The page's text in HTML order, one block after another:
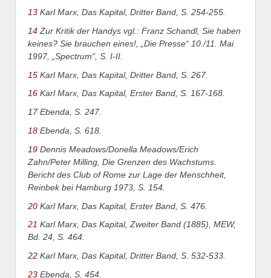
13 Karl Marx, Das Kapital, Dritter Band, S. 254-255.
14 Zur Kritik der Handys vgl.: Franz Schandl, Sie haben
keines? Sie brauchen eines!, „Die Presse“ 10./11. Mai
1997, „Spectrum“, S. I-II.
15 Karl Marx, Das Kapital, Dritter Band, S. 267.
16 Karl Marx, Das Kapital, Erster Band, S. 167-168.
17Ebenda, S. 247.
18 Ebenda, S. 618.
19 Dennis Meadows/Donella Meadows/Erich
Zahn/Peter Milling, Die Grenzen des Wachstums.
Bericht des Club of Rome zur Lage der Menschheit,
Reinbek bei Hamburg 1973, S. 154.
20 Karl Marx, Das Kapital, Erster Band, S. 476.
21 Karl Marx, Das Kapital, Zweiter Band (1885), MEW,
Bd. 24, S. 464.
22 Karl Marx, Das Kapital, Dritter Band, S. 532-533.
23 Ebenda, S. 454.